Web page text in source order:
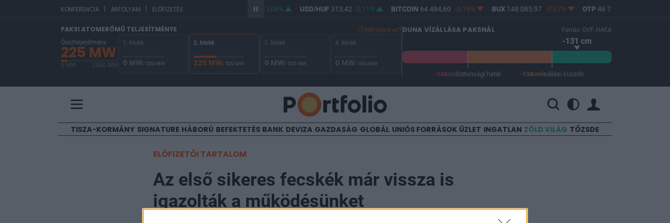
KONFERENCIA | ÁRFOLYAM | ELŐFIZETÉS 362,03 0,08% USD/HUF313,42 0,11% BITCOIN64 484,60 -0,18% BUX148 085,97 -0,67% OTP 46 750
PAKSI ATOMERŐMŰ TELJESÍTMÉNYE Mit jelent ez?
Összteljesítmény
225 MW
0 MW 2000 MW
1. blokk
0 MW/ 500 MW
2. blokk
225 MW/ 500 MW
3. blokk
0 MW/ 500 MW
4. blokk
0 MW/ 500 MW
DUNA VÍZÁLLÁSA PAKSNÁL Forrás: OVF, HAEA
-131 cm
-144cmbiztonsági határ -134cmleállási küszöb
TISZA-KORMÁNY SIGNATURE HÁBORÚ BEFEKTETÉS BANK DEVIZA GAZDASÁG GLOBÁL UNIÓS FORRÁSOK ÜZLET INGATLAN ZÖLD VILÁG TŐZSDE
ELŐFIZETŐI TARTALOM
Az első sikeres fecskék már vissza is
igazolták a működésünket